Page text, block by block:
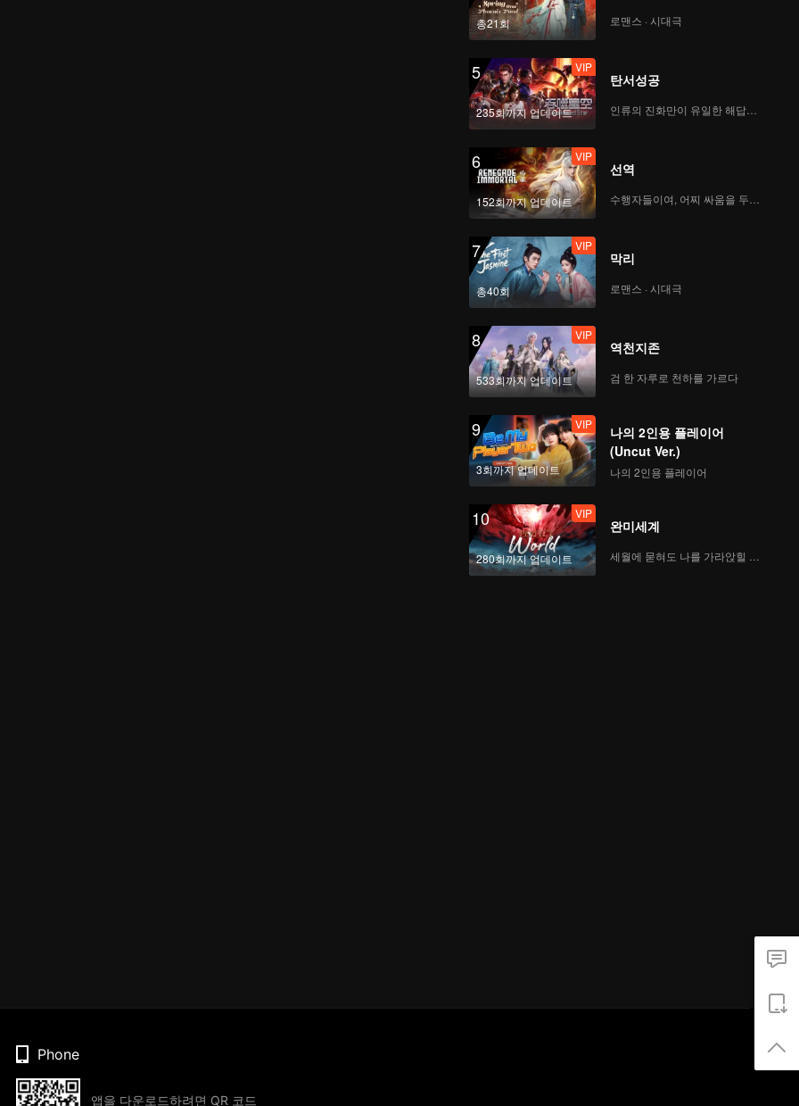
총21회 로맨스 · 시대극
5
235회까지 업데이트
VIP
탄서성공
인류의 진화만이 유일한 해답이다
6
152회까지 업데이트
VIP
선역
7
총40회
VIP
막리
로맨스 · 시대극
8
533회까지 업데이트
VIP
역천지존
검 한 자루로 천하를 가르다
9
3회까지 업데이트
VIP
나의 2인용 플레이어
(Uncut Ver.)
나의 2인용 플레이어
10
280회까지 업데이트
VIP
완미세계
Phone
앱을 다운로드하려면 QR 코드